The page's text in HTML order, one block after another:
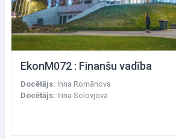
EkonM072 : Finanšu vadība
Docētājs: Inna Romānova
Docētājs: Irina Solovjova